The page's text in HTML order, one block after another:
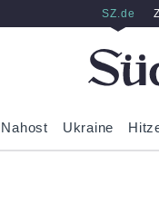
SZ.de
Nahost Ukraine